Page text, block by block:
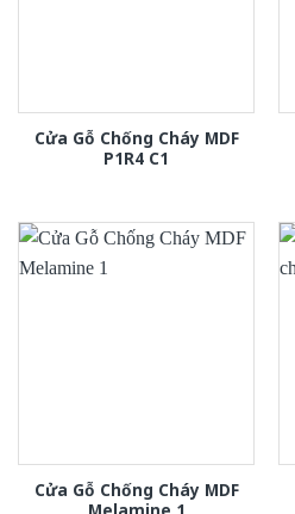
Cửa Gỗ Chống Cháy MDF
P1R4 C1
Cửa Gỗ Chống Cháy MDF